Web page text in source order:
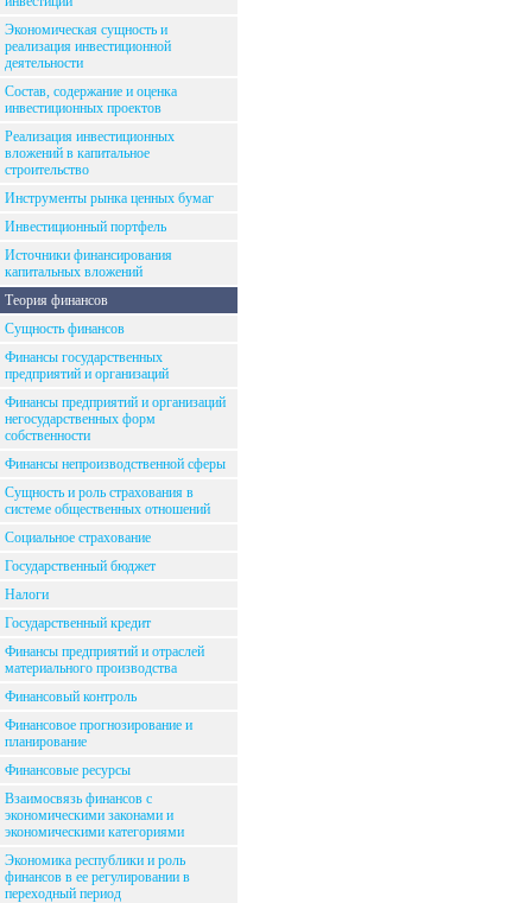
Экономическая сущность и
реализация инвестиционной
деятельности
Состав, содержание и оценка
инвестиционных проектов
Реализация инвестиционных
вложений в капитальное
строительство
Инструменты рынка ценных бумаг
Инвестиционный портфель
Источники финансирования
капитальных вложений
Теория финансов
Сущность финансов
Финансы государственных
предприятий и организаций
Финансы предприятий и организаций
негосударственных форм
собственности
Финансы непроизводственной сферы
Сущность и роль страхования в
системе общественных отношений
Социальное страхование
Государственный бюджет
Налоги
Государственный кредит
Финансы предприятий и отраслей
материального производства
Финансовый контроль
Финансовое прогнозирование и
планирование
Финансовые ресурсы
Взаимосвязь финансов с
экономическими законами и
экономическими категориями
Экономика республики и роль
финансов в ее регулировании в
переходный период